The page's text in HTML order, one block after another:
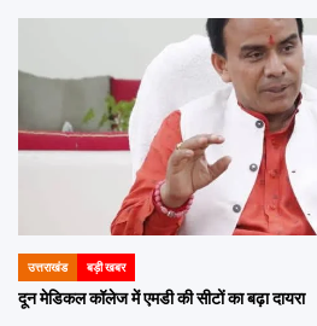
POSTED
IN
उत्तराखंड बड़ी खबर
दून मेडिकल कॉलेज में एमडी की सीटों का बढ़ा दायरा